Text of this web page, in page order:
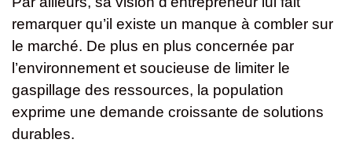
remarquer qu’il existe un manque à combler sur
le marché. De plus en plus concernée par
l’environnement et soucieuse de limiter le
gaspillage des ressources, la population
exprime une demande croissante de solutions
durables.